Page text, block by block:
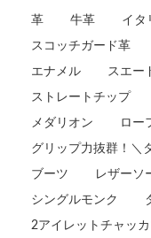
革 牛革 イタ
スコッチガード革
エナメル スエー
ストレートチップ
メダリオン ロー
グリップ力抜群！＼
ブーツ レザーソ
シングルモンク
2アイレットチャッ